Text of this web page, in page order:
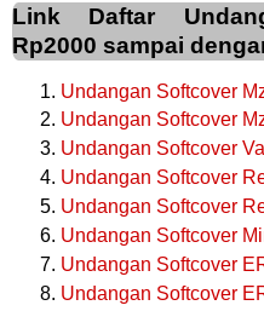
Link Daftar
Rp2000 sampai
Undangan Softcover
Undangan Softcover
Undangan Softcover
Undangan Softcover
Undangan Softcover
Undangan Softcover
Undangan Softcover
Undangan Softcover